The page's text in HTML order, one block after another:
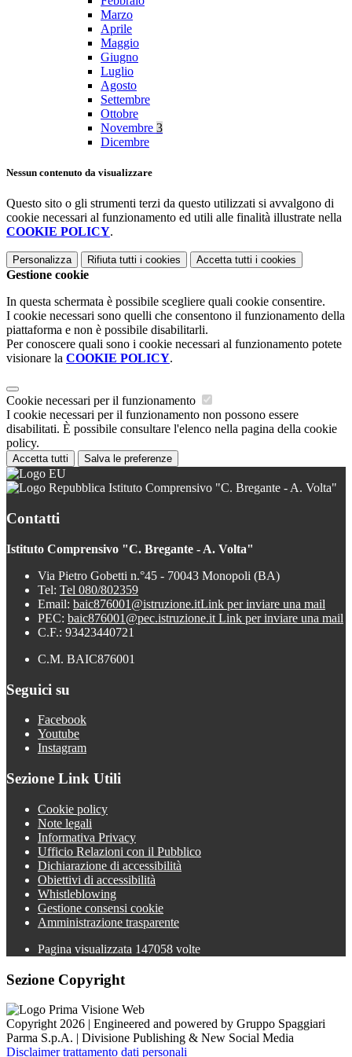
Marzo
Aprile
Maggio
Giugno
Luglio
Agosto
Settembre
Ottobre
Novembre 3
Dicembre
Nessun contenuto da visualizzare
Questo sito o gli strumenti terzi da questo utilizzati si avvalgono di
cookie necessari al funzionamento ed utili alle finalità illustrate nella
COOKIE POLICY.
Personalizza Rifiuta tutti i cookies Accetta tutti i cookies
Gestione cookie
In questa schermata è possibile scegliere quali cookie consentire.
I cookie necessari sono quelli che consentono il funzionamento della
piattaforma e non è possibile disabilitarli.
Per conoscere quali sono i cookie necessari al funzionamento potete
visionare la COOKIE POLICY.
Cookie necessari per il funzionamento
I cookie necessari per il funzionamento non possono essere
disabilitati. È possibile consultare l'elenco nella pagina della cookie
policy.
Accetta tutti Salva le preferenze
Istituto Comprensivo "C. Bregante - A. Volta"
Contatti
Istituto Comprensivo "C. Bregante - A. Volta"
Via Pietro Gobetti n.°45 - 70043 Monopoli (BA)
Tel: Tel 080/802359
Email: baic876001@istruzione.itLink per inviare una mail
PEC: baic876001@pec.istruzione.it Link per inviare una mail
C.F.: 93423440721
C.M. BAIC876001
Seguici su
Facebook
Youtube
Instagram
Sezione Link Utili
Cookie policy
Note legali
Informativa Privacy
Ufficio Relazioni con il Pubblico
Dichiarazione di accessibilità
Obiettivi di accessibilità
Whistleblowing
Gestione consensi cookie
Amministrazione trasparente
Pagina visualizzata 147058 volte
Sezione Copyright
Copyright 2026 | Engineered and powered by Gruppo Spaggiari
Parma S.p.A. | Divisione Publishing & New Social Media
Disclaimer trattamento dati personali